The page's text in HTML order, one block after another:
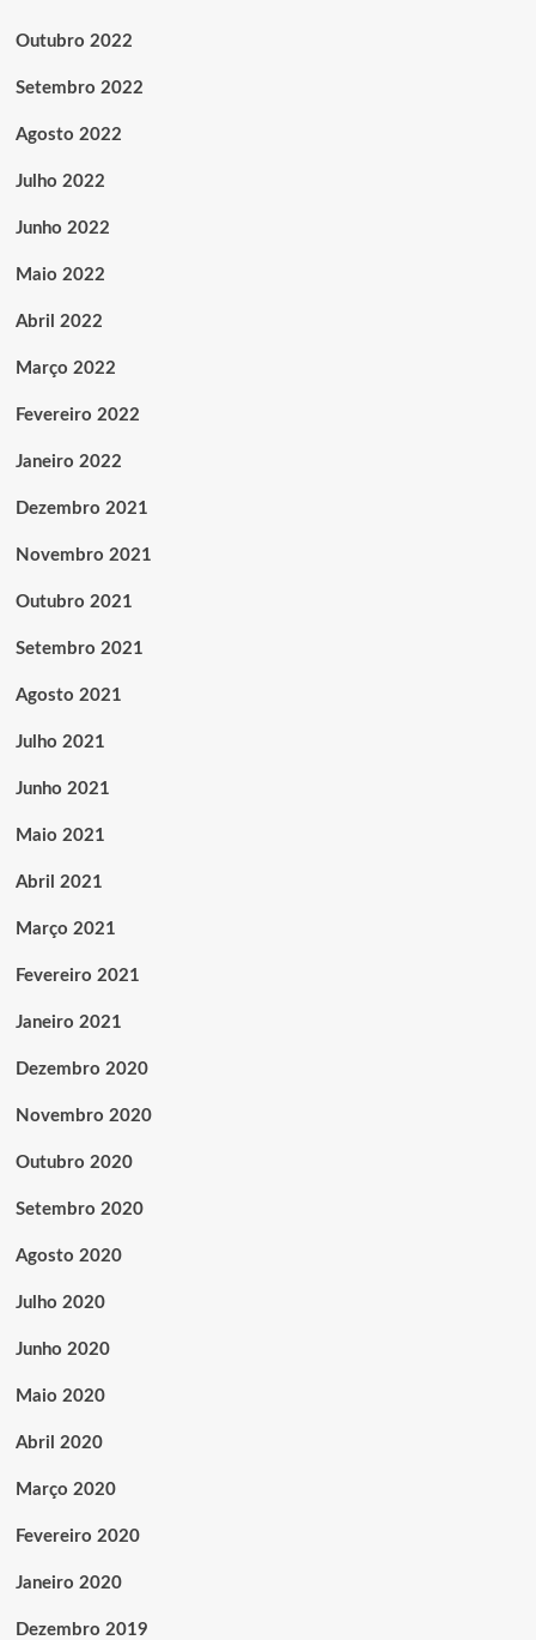
Outubro 2022
Setembro 2022
Agosto 2022
Julho 2022
Junho 2022
Maio 2022
Abril 2022
Março 2022
Fevereiro 2022
Janeiro 2022
Dezembro 2021
Novembro 2021
Outubro 2021
Setembro 2021
Agosto 2021
Julho 2021
Junho 2021
Maio 2021
Abril 2021
Março 2021
Fevereiro 2021
Janeiro 2021
Dezembro 2020
Novembro 2020
Outubro 2020
Setembro 2020
Agosto 2020
Julho 2020
Junho 2020
Maio 2020
Abril 2020
Março 2020
Fevereiro 2020
Janeiro 2020
Dezembro 2019